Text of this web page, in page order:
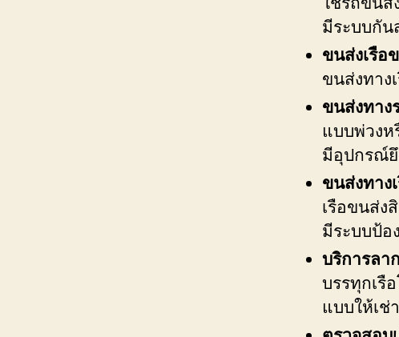
มีระบบกัน
ขนส่งเรื
ขนส่งทาง
ขนส่งทาง
แบบพ่วงห
มีอุปกรณ์ยึ
ขนส่งทาง
เรือขนส่ง
มีระบบป้
บริการลา
บรรทุกเรื
แบบให้เช่